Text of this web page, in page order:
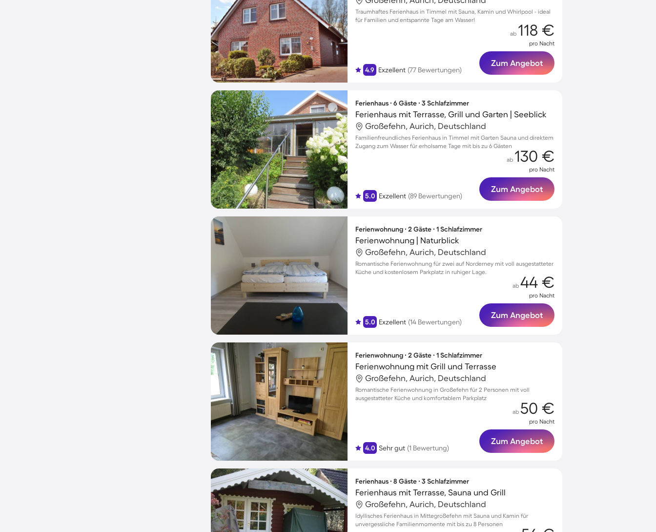
Traumhaftes Ferienhaus in Timmel mit Sauna, Kamin und Whirlpool - ideal
für Familien und entspannte Tage am Wasser!
4.9 Exzellent (77 Bewertungen)
ab 118 €
pro Nacht
Zum Angebot
Ferienhaus ∙ 6 Gäste ∙ 3 Schlafzimmer
Ferienhaus mit Terrasse, Grill und Garten | Seeblick
Großefehn, Aurich, Deutschland
Familienfreundliches Ferienhaus in Timmel mit Garten Sauna und direktem
Zugang zum Wasser für erholsame Tage mit bis zu 6 Gästen
5.0 Exzellent (89 Bewertungen)
ab 130 €
pro Nacht
Zum Angebot
Ferienwohnung ∙ 2 Gäste ∙ 1 Schlafzimmer
Ferienwohnung | Naturblick
Großefehn, Aurich, Deutschland
Romantische Ferienwohnung für zwei auf Norderney mit voll ausgestatteter
Küche und kostenlosem Parkplatz in ruhiger Lage.
5.0 Exzellent (14 Bewertungen)
ab 44 €
pro Nacht
Zum Angebot
Ferienwohnung ∙ 2 Gäste ∙ 1 Schlafzimmer
Ferienwohnung mit Grill und Terrasse
Großefehn, Aurich, Deutschland
Romantische Ferienwohnung in Großefehn für 2 Personen mit voll
ausgestatteter Küche und komfortablem Parkplatz
4.0 Sehr gut (1 Bewertung)
ab 50 €
pro Nacht
Zum Angebot
Ferienhaus ∙ 8 Gäste ∙ 3 Schlafzimmer
Ferienhaus mit Terrasse, Sauna und Grill
Großefehn, Aurich, Deutschland
Idyllisches Ferienhaus in Mittegroßefehn mit Sauna und Kamin für
unvergessliche Familienmomente mit bis zu 8 Personen